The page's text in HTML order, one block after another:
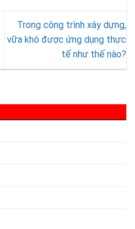
Trong công trình xây dựng,
vữa khô được ứng dụng thực
tế như thế nào?